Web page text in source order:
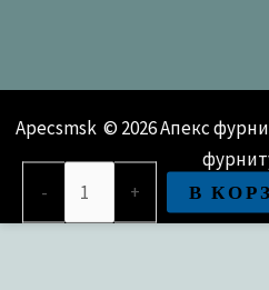
Apecsmsk © 2026 Апекс
-
+ В